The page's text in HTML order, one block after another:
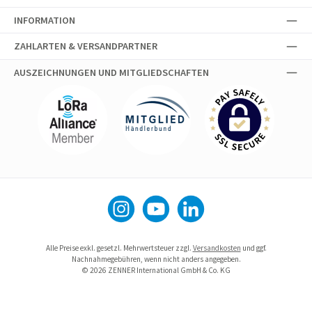
INFORMATION
ZAHLARTEN & VERSANDPARTNER
AUSZEICHNUNGEN UND MITGLIEDSCHAFTEN
Instagram YouTube LinkedIn
Alle Preise exkl. gesetzl. Mehrwertsteuer zzgl. Versandkosten und ggf.
Nachnahmegebühren, wenn nicht anders angegeben.
© 2026 ZENNER International GmbH & Co. KG